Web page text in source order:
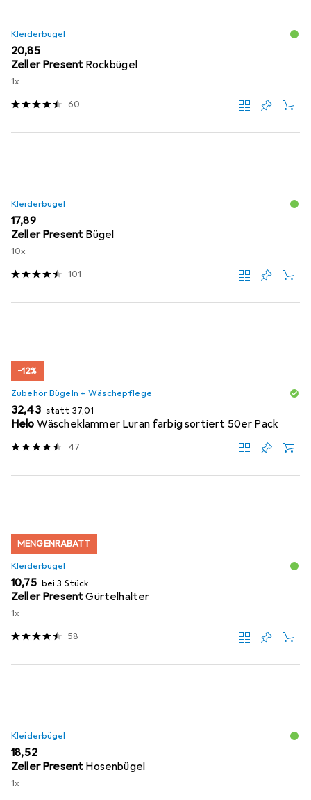
Kleiderbügel
EUR
20,85
Zeller Present Rockbügel
1x
60
Kleiderbügel
EUR
17,89
Zeller Present Bügel
10x
101
−12%
Zubehör Bügeln + Wäschepflege
EUR
32,43 statt EUR
37,01
Helo Wäscheklammer Luran farbig sortiert 50er Pack
47
MENGENRABATT
Kleiderbügel
EUR
10,75 bei 3 Stück
Zeller PresentGürtelhalter
1x
58
Kleiderbügel
EUR
18,52
Zeller Present Hosenbügel
1x